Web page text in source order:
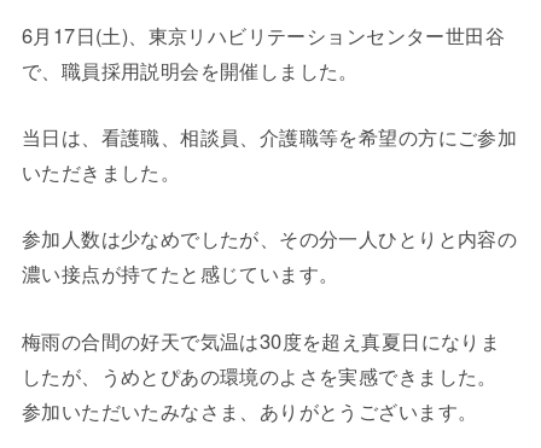
6月17日(土)、東京リハビリテーションセンター世田谷
で、職員採用説明会を開催しました。
当日は、看護職、相談員、介護職等を希望の方にご参加
いただきました。
参加人数は少なめでしたが、その分一人ひとりと内容の
濃い接点が持てたと感じています。
梅雨の合間の好天で気温は30度を超え真夏日になりま
したが、うめとぴあの環境のよさを実感できました。
参加いただいたみなさま、ありがとうございます。